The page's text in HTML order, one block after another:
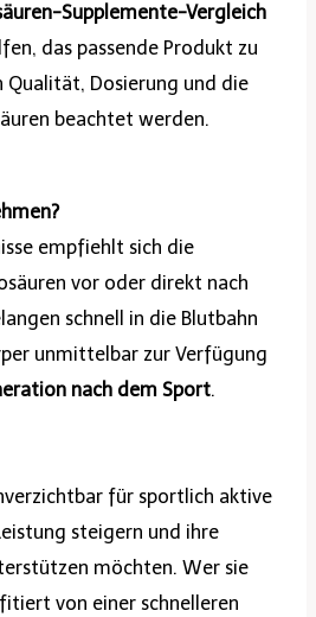
Supplemente-Vergleich
das passende Produkt zu
Qualität, Dosierung und die
beachtet werden.
empfiehlt sich die
vor oder direkt nach
schnell in die Blutbahn
unmittelbar zur Verfügung
nach dem Sport.
für sportlich aktive
steigern und ihre
möchten. Wer sie
von einer schnelleren